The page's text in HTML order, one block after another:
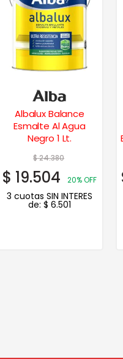
Albalux Balance
Esmalte Al Agua
Negro 1 Lt.
$24.380
$ 19.504 20% OFF
3 cuotas SIN INTERES
de: $ 6.501